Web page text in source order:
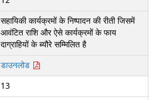
सहायिकी कार्यक्रमों के निष्पादन की रीती जिसमें
आवंटित राशि और ऐसे कार्यक्रमों के फाय
दाग्राहियों के ब्यौरे सम्मिलित है
डाउनलोड
13